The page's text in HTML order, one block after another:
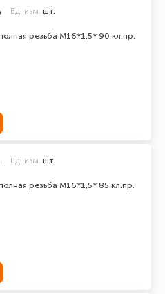
резьба M16*1,5* 90 кл.пр.
Ед. изм. шт.
резьба M16*1,5* 85 кл.пр.
Ед. изм. шт.